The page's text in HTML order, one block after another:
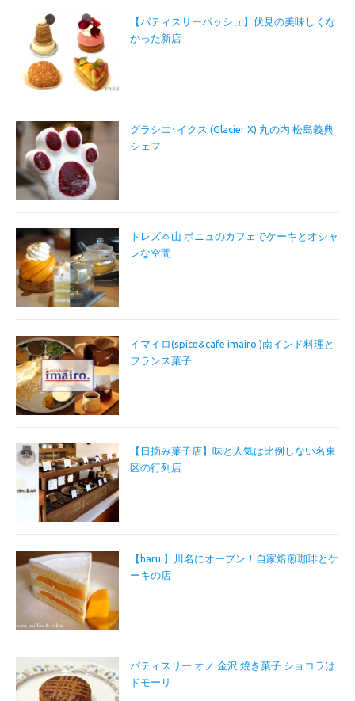
【パティスリーパッシュ】伏見の美味しくな
かった新店
グラシエ･イクス (Glacier X) 丸の内 松島義典
シェフ
トレズ本山 ボニュのカフェでケーキとオシャ
レな空間
イマイロ(spice&cafe imairo.)南インド料理と
フランス菓子
【日摘み菓子店】味と人気は比例しない名東
区の行列店
【haru.】川名にオープン！自家焙煎珈琲とケ
ーキの店
パティスリー オノ 金沢 焼き菓子 ショコラは
ドモーリ